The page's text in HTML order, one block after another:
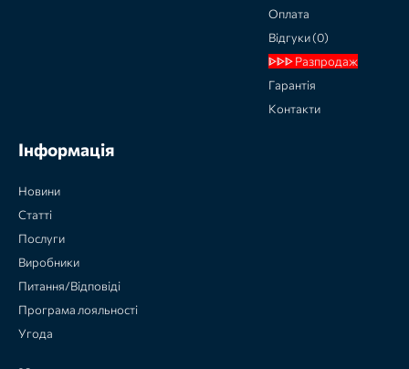
Оплата
Відгуки (0)
ᐈᐈᐈ Разпродаж
Гарантія
Контакти
Інформація
Новини
Статті
Послуги
Виробники
Питання/Відповіді
Програма лояльності
Угода